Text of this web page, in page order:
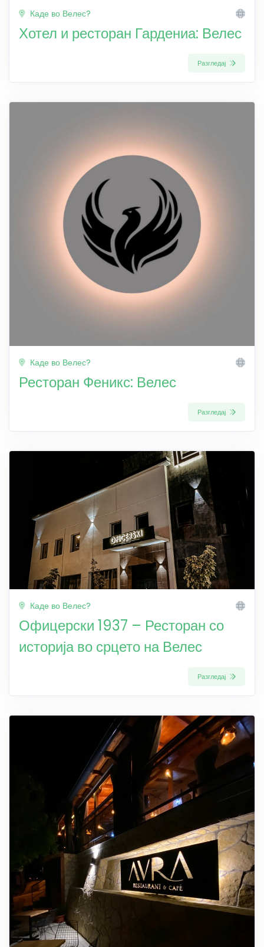
Каде во Велес?
Хотел и ресторан Гардениа: Велес
Разгледај
Каде во Велес?
Ресторан Феникс: Велес
Разгледај
Каде во Велес?
Офицерски 1937 – Ресторан со
историја во срцето на Велес
Разгледај